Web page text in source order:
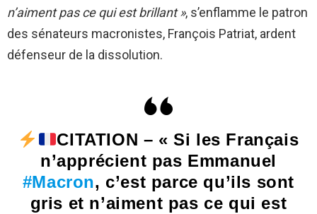
n’aiment pas ce qui est brillant », s’enflamme le patron
des sénateurs macronistes, François Patriat, ardent
défenseur de la dissolution.
CITATION – « Si les Français
n’apprécient pas Emmanuel
#Macron, c’est parce qu’ils sont
gris et n’aiment pas ce qui est